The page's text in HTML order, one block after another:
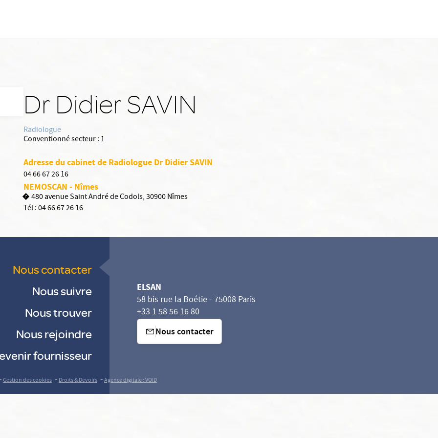
Dr Didier SAVIN
Radiologue
Conventionné secteur : 1
Adresse du cabinet de Radiologue Dr Didier SAVIN
04 66 67 26 16
NEMOSCAN - Nîmes
480 avenue Saint André de Codols, 30900 Nîmes
Tél :04 66 67 26 16
Nous contacter
Nous suivre
Nous trouver
Nous rejoindre
fournisseur
ELSAN
58 bis rue la Boétie - 75008 Paris
+33 1 58 56 16 80
Nous contacter
Gestion des cookies -Droits & Devoirs -Agence digitale : VOID